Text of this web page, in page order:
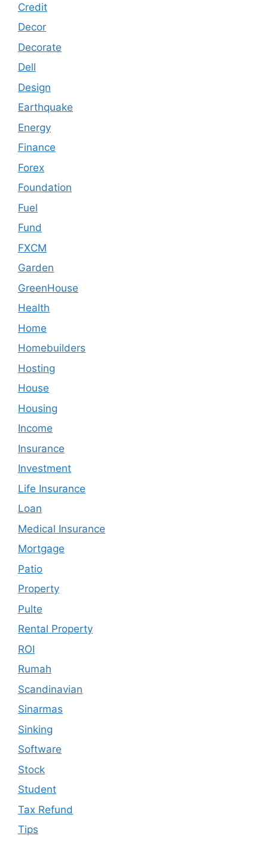
Credit
Decor
Decorate
Dell
Design
Earthquake
Energy
Finance
Forex
Foundation
Fuel
Fund
FXCM
Garden
GreenHouse
Health
Home
Homebuilders
Hosting
House
Housing
Income
Insurance
Investment
Life Insurance
Loan
Medical Insurance
Mortgage
Patio
Property
Pulte
Rental Property
ROI
Rumah
Scandinavian
Sinarmas
Sinking
Software
Stock
Student
Tax Refund
Tips